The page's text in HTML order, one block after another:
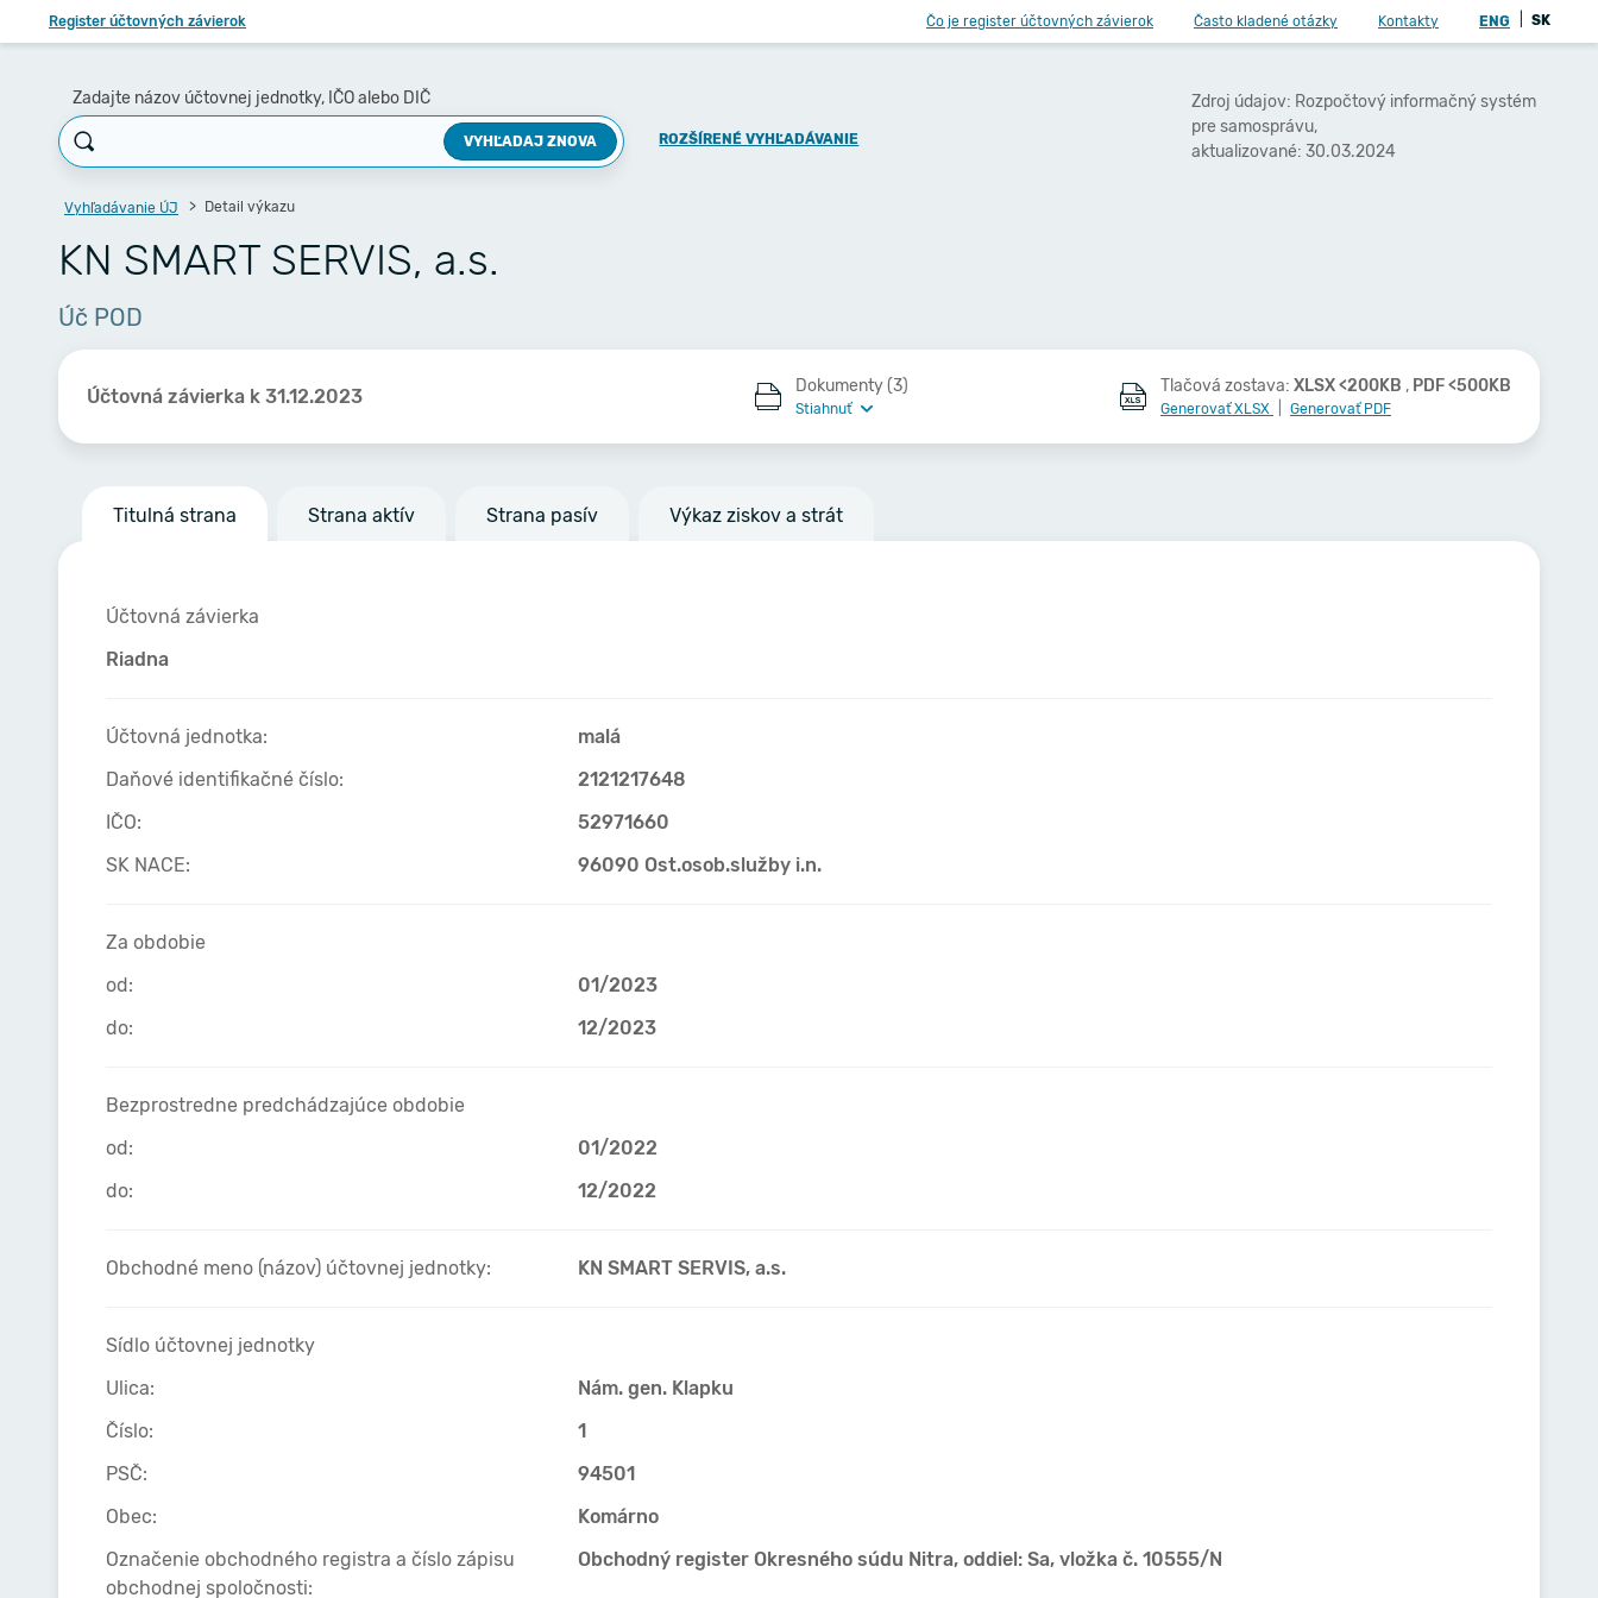
Register účtovných závierok Čo je register účtovných závierok Často kladené otázky Kontakty ENG SK
Zadajte názov účtovnej jednotky, IČO alebo DIČ
VYHĽADAJ ZNOVA ROZŠÍRENÉ VYHĽADÁVANIE
Zdroj údajov: Rozpočtový informačný systém
pre samosprávu,
aktualizované: 30.03.2024
Vyhľadávanie ÚJ Detail výkazu
KN SMART SERVIS, a.s.
Úč POD
Účtovná závierka k 31.12.2023 Dokumenty (3)
Stiahnuť
Tlačová zostava: XLSX <200KB , PDF <500KB
Generovať XLSX Generovať PDF
Titulná strana Strana aktív Strana pasív Výkaz ziskov a strát
Účtovná závierka
Riadna
Účtovná jednotka:
malá
Daňové identifikačné číslo:
2121217648
IČO:
52971660
SK NACE:
96090 Ost.osob.služby i.n.
Za obdobie
od:
01/2023
do:
12/2023
Bezprostredne predchádzajúce obdobie
od:
01/2022
do:
12/2022
Obchodné meno (názov) účtovnej jednotky: KN SMART SERVIS, a.s.
Sídlo účtovnej jednotky
Ulica:
Nám. gen. Klapku
Číslo:
1
PSČ:
94501
Obec:
Komárno
Označenie obchodného registra a číslo zápisu
obchodnej spoločnosti:
Obchodný register Okresného súdu Nitra, oddiel: Sa, vložka č. 10555/N